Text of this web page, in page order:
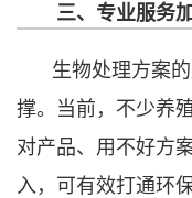
三、专业服务
生物处理方案
撑。当前，不少养
对产品、用不好方
入，可有效打通环